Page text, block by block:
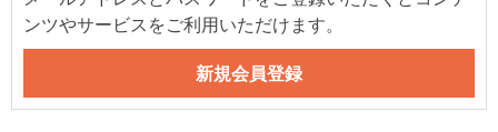
ンツやサービスをご利用いただけます。